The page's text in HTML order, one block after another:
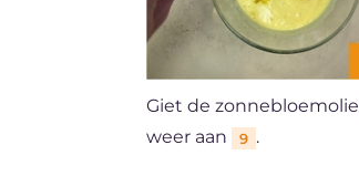
Giet de zonnebloemolie
weer aan
9 .